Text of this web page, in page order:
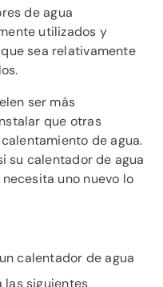
de agua
utilizados y
sea relativamente
ser más
que otras
de agua.
su calentador de agua
uno nuevo lo
calentador de agua
las siguientes